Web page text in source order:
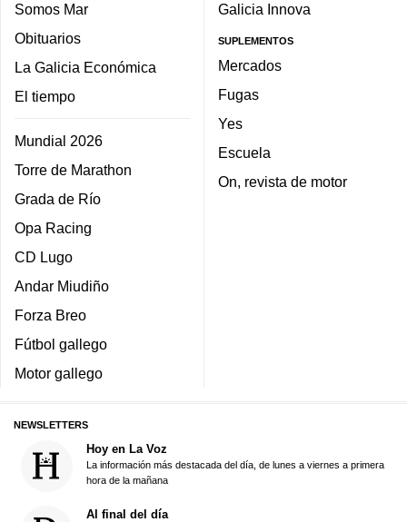
Somos Mar
Obituarios
La Galicia Económica
El tiempo
Mundial 2026
Torre de Marathon
Grada de Río
Opa Racing
CD Lugo
Andar Miudiño
Forza Breo
Fútbol gallego
Motor gallego
Galicia Innova
SUPLEMENTOS
Mercados
Fugas
Yes
Escuela
On, revista de motor
NEWSLETTERS
Hoy en La Voz
La información más destacada del día, de lunes a viernes a primera
hora de la mañana
Al final del día